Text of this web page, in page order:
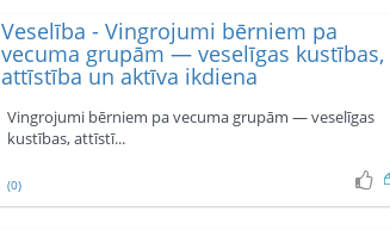
Veselība - Vingrojumi bērniem pa
vecuma grupām — veselīgas kustības,
attīstība un aktīva ikdiena
Vingrojumi bērniem pa vecuma grupām — veselīgas
kustības, attīstī...
(0)